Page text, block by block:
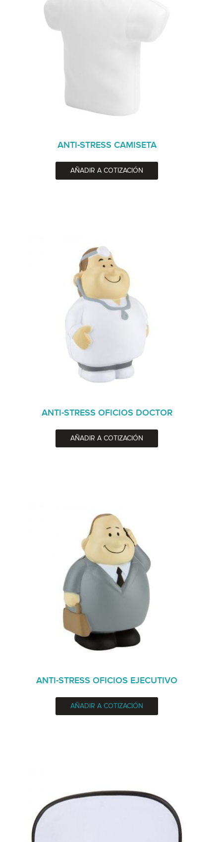
ANTI-STRESS CAMISETA
AÑADIR A COTIZACIÓN
ANTI-STRESS OFICIOS DOCTOR
AÑADIR A COTIZACIÓN
ANTI-STRESS OFICIOS EJECUTIVO
AÑADIR A COTIZACIÓN